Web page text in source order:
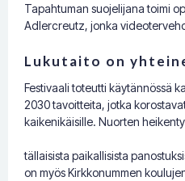
Tapahtuman suojelijana toimi
Adlercreutz, jonka
Lukutaito on
Festivaali toteutti käytännössä
2030 tavoitteita, jotka
kaikenikäisille. Nuorten
tällaisista paikallisista
on myös Kirkkonummen